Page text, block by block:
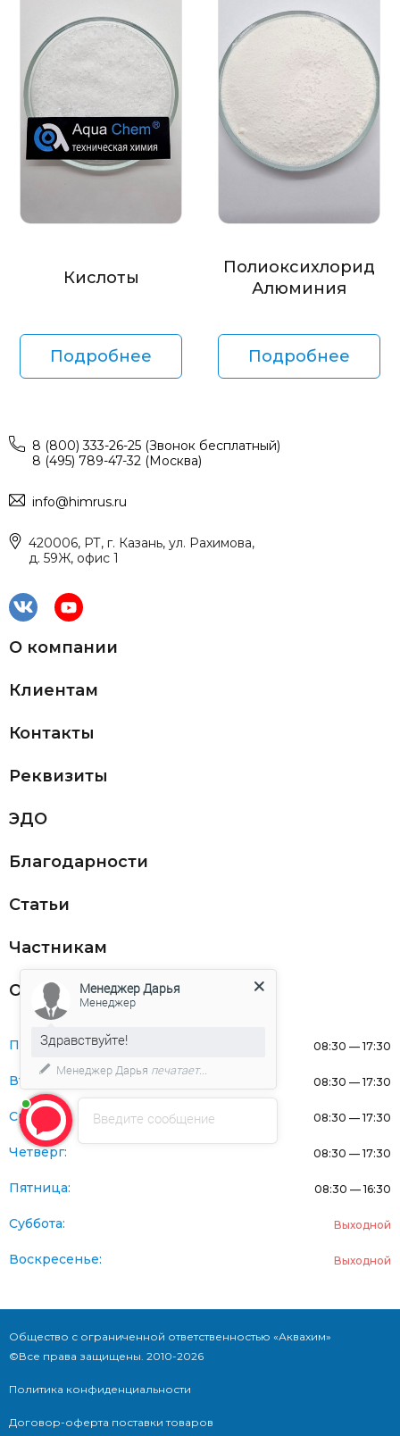
Кислоты
Подробнее
Полиоксихлорид
Алюминия
Подробнее
8 (800) 333-26-25 (Звонок бесплатный)
8 (495) 789-47-32 (Москва)
info@himrus.ru
420006, РТ, г. Казань, ул. Рахимова,
д. 59Ж, офис 1
О компании
Клиентам
Контакты
Реквизиты
ЭДО
Благодарности
Статьи
Частникам
Оферта
Понедельник: 08:30 — 17:30
Вторник: 08:30 — 17:30
Среда: 08:30 — 17:30
Четверг: 08:30 — 17:30
Пятница: 08:30 — 16:30
Суббота: Выходной
Воскресенье: Выходной
Общество с ограниченной ответственностью «Аквахим»
©Все права защищены. 2010-2026
Политика конфиденциальности
Договор-оферта поставки товаров
Введите сообщение
Менеджер Дарья
Менеджер
Здравствуйте!
Менеджер Дарья печатает...